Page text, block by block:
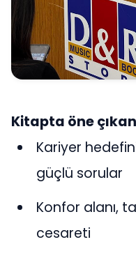
Kitapta öne
Kariyer
güçlü sorular
Konfor alanı,
cesareti